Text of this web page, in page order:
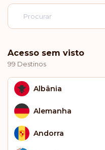
Acesso sem visto
99 Destinos
Albânia
Alemanha
Andorra